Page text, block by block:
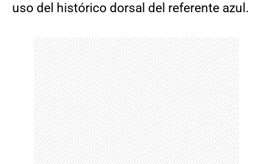
uso del histórico dorsal del referente azul.